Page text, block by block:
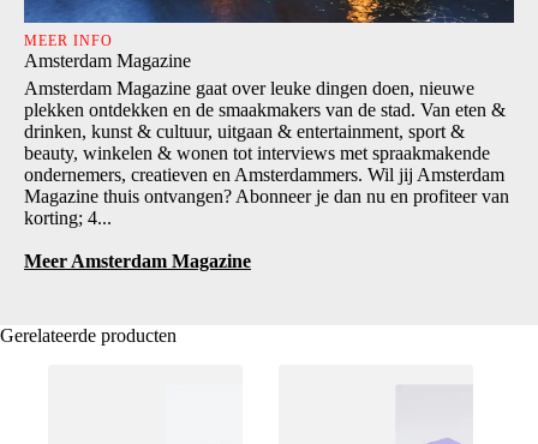
MEER INFO
Amsterdam Magazine
Amsterdam Magazine gaat over leuke dingen doen, nieuwe
plekken ontdekken en de smaakmakers van de stad. Van eten &
drinken, kunst & cultuur, uitgaan & entertainment, sport &
beauty, winkelen & wonen tot interviews met spraakmakende
ondernemers, creatieven en Amsterdammers. Wil jij Amsterdam
Magazine thuis ontvangen? Abonneer je dan nu en profiteer van
korting; 4...
Meer Amsterdam Magazine
Gerelateerde producten